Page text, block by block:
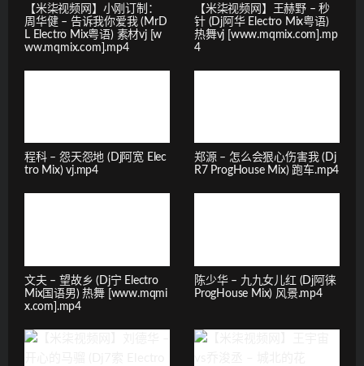
【米柒视频网】小刚订制：
周华健 – 告诉我你爱我 (MrD
L Electro Mix粤语) 素材vj [w
ww.mqmix.com].mp4
【米柒视频网】王赫野 – 秒
针 (Dj阿华 Electro Mix粤语)
热舞vj [www.mqmix.com].mp
4
程科 – 怨天怨地 (Dj阿宽 Elec
tro Mix) vj.mp4
郑源 – 怎么会狠心伤害我 (Dj
R7 ProgHouse Mix) 跑车.mp4
文夫 – 望故乡 (Dj宁 Electro
Mix国语男) 热舞 [www.mqmi
x.com].mp4
陈少华 – 九九女儿红 (Dj阿徕
ProgHouse Mix) 风景.mp4